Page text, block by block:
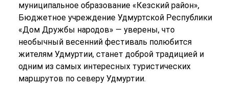
муниципальное образование «Кезский район»,
Бюджетное учреждение Удмуртской Республики
«Дом Дружбы народов» — уверены, что
необычный весенний фестиваль полюбится
жителям Удмуртии, станет доброй традицией и
одним из самых интересных туристических
маршрутов по северу Удмуртии.